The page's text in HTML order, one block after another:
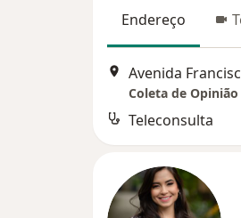
Endereço
Coleta de Opinião
Teleconsulta